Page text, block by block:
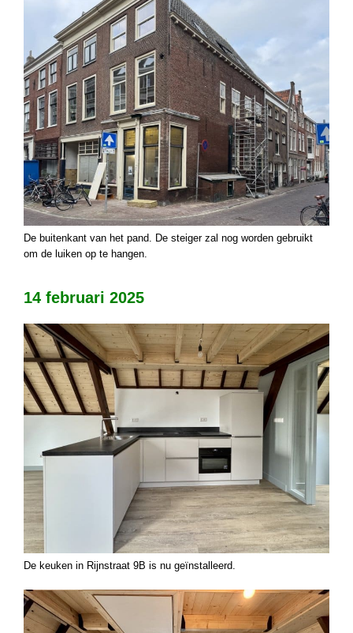
De buitenkant van het pand. De steiger zal nog worden gebruikt
om de luiken op te hangen.
14 februari 2025
De keuken in Rijnstraat 9B is nu geïnstalleerd.